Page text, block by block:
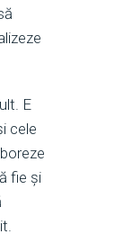
E
cele
fie și